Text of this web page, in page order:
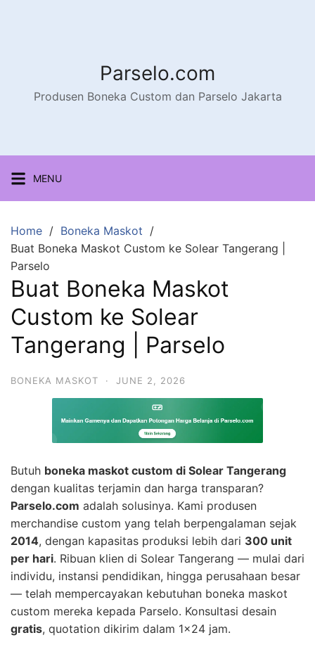
Parselo.com
Produsen Boneka Custom dan Parselo Jakarta
MENU
Home
Boneka Maskot
Buat Boneka Maskot Custom ke Solear Tangerang |
Parselo
Buat Boneka Maskot
Custom ke Solear
Tangerang | Parselo
BONEKA MASKOT · JUNE 2, 2026
Butuh boneka maskot custom di Solear Tangerang
dengan kualitas terjamin dan harga transparan?
Parselo.com adalah solusinya. Kami produsen
merchandise custom yang telah berpengalaman sejak
2014, dengan kapasitas produksi lebih dari 300 unit
per hari. Ribuan klien di Solear Tangerang — mulai dari
individu, instansi pendidikan, hingga perusahaan besar
— telah mempercayakan kebutuhan boneka maskot
custom mereka kepada Parselo. Konsultasi desain
gratis, quotation dikirim dalam 1×24 jam.